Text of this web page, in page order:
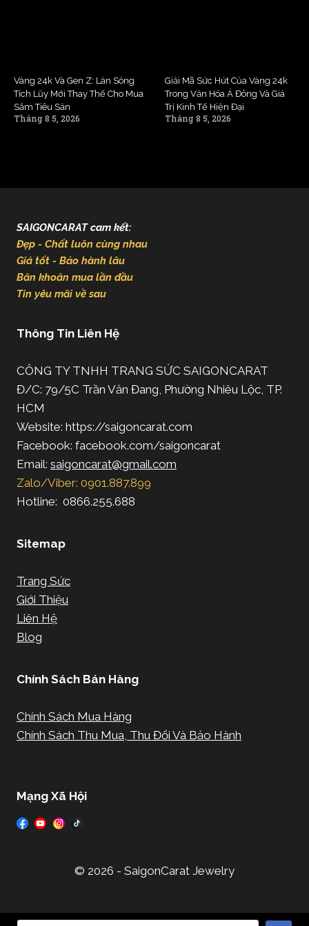
Vàng 24k Và Gen Z: Làn Sóng
Tích Lũy Mới Thay Thế Cho Mua
Sắm Tiêu Sản
Tháng 8 5, 2026
Giải Mã Sức Hút Của Vàng 24k
Trong Văn Hóa Á Đông Và Giá
Trị Kinh Tế Hiện Đại
Tháng 8 5, 2026
SAIGONCARAT cam kết:
Đẹp - Chất luôn cùng nhau
Giá tốt - Bảo hành lâu
Băn khoăn mua lần đầu
Tin yêu mãi về sau
Thông Tin Liên Hệ
CÔNG TY TNHH TRANG SỨC SAIGONCARAT
Đ/C: 79/5C Trần Văn Đang, Phường Nhiêu Lộc, TP.
HCM
Website: https://saigoncarat.com
Facebook: facebook.com/saigoncarat
Email: saigoncarat@gmail.com
Zalo/Viber: 0901.887.899
Hotline: 0866.255.688
Sitemap
Trang Sức
Giới Thiệu
Liên Hệ
Blog
Chính Sách Bán Hàng
Chính Sách Mua Hàng
Chính Sách Thu Mua, Thu Đổi Và Bảo Hành
Mạng Xã Hội
© 2026 - SaigonCarat Jewelry